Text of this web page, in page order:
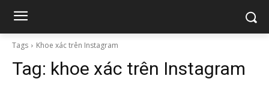
Tags Khoe xác trên Instagram
Tag: khoe xác trên Instagram